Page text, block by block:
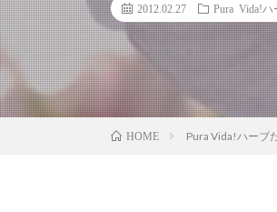
2012.02.27 Pura Vida!ハ
HOME Pura Vida!ハーブ